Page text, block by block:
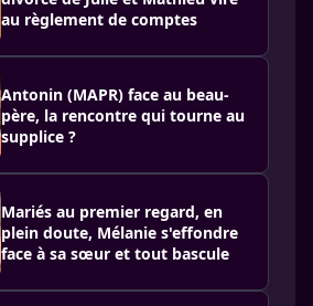
au règlement de comptes
Antonin (MAPR) face au beau-
père, la rencontre qui tourne au
supplice ?
Mariés au premier regard, en
plein doute, Mélanie s'effondre
face à sa sœur et tout bascule